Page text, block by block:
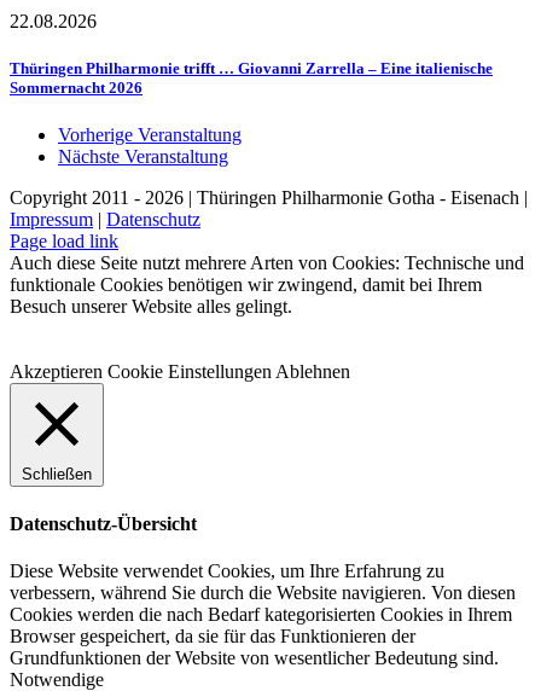
22.08.2026
Thüringen Philharmonie trifft … Giovanni Zarrella – Eine italienische
Sommernacht 2026
Vorherige Veranstaltung
Nächste Veranstaltung
Copyright 2011 - 2026 | Thüringen Philharmonie Gotha - Eisenach |
Impressum | Datenschutz
Facebook
Instagram
WhatsApp
YouTube
E-
Mail
Telefon
Page load link
Auch diese Seite nutzt mehrere Arten von Cookies: Technische und
funktionale Cookies benötigen wir zwingend, damit bei Ihrem
Besuch unserer Website alles gelingt.
Akzeptieren Cookie Einstellungen Ablehnen
Schließen
Datenschutz-Übersicht
Diese Website verwendet Cookies, um Ihre Erfahrung zu
verbessern, während Sie durch die Website navigieren. Von diesen
Cookies werden die nach Bedarf kategorisierten Cookies in Ihrem
Browser gespeichert, da sie für das Funktionieren der
Grundfunktionen der Website von wesentlicher Bedeutung sind.
Notwendige